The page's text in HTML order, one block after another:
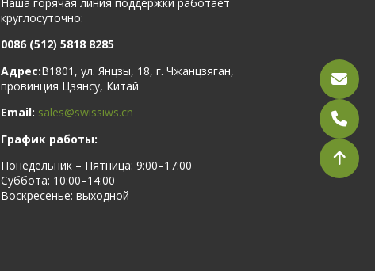
круглосуточно:
0086 (512) 5818 8285
Адрес:B1801, ул. Янцзы, 18, г. Чжанцзяган,
провинция Цзянсу, Китай
Email: sales@swissiws.cn
График работы:
Понедельник – Пятница: 9:00–17:00
Суббота: 10:00–14:00
Воскресенье: выходной